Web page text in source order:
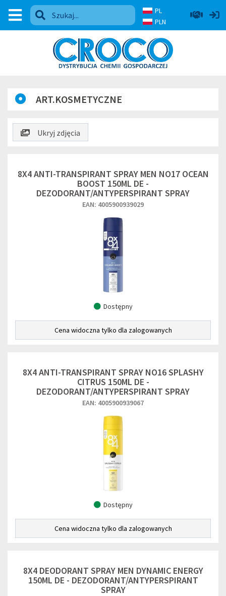
PL
PLN
ART.KOSMETYCZNE
Ukryj zdjęcia
8X4 ANTI-TRANSPIRANT SPRAY MEN NO17 OCEAN
BOOST 150ML DE -
DEZODORANT/ANTYPERSPIRANT SPRAY
EAN: 4005900939029
Dostępny
Cena widoczna tylko dla zalogowanych
8X4 ANTI-TRANSPIRANT SPRAY NO16 SPLASHY
CITRUS 150ML DE -
DEZODORANT/ANTYPERSPIRANT SPRAY
EAN: 4005900939067
Dostępny
Cena widoczna tylko dla zalogowanych
8X4 DEODORANT SPRAY MEN DYNAMIC ENERGY
150ML DE - DEZODORANT/ANTYPERSPIRANT
SPRAY